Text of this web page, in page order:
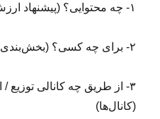
۱- چه محتوایی؟ (پیشنهاد ارزش)
۲- برای چه کسی؟ (بخش‌بندی مشتریان)
۳- از طریق چه کانالی توزیع
(کانال‌ها)